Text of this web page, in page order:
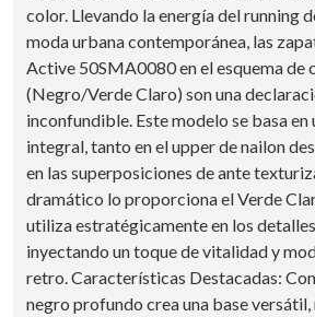
color. Llevando la energía del running
moda urbana contemporánea, las
Active 50SMA0080 en el esquema de
(Negro/Verde Claro) son una
inconfundible. Este modelo se basa en
integral, tanto en el upper de nailon
en las superposiciones de ante
dramático lo proporciona el Verde
utiliza estratégicamente en los detalles
inyectando un toque de vitalidad y
retro. Características Destacadas:
negro profundo crea una base